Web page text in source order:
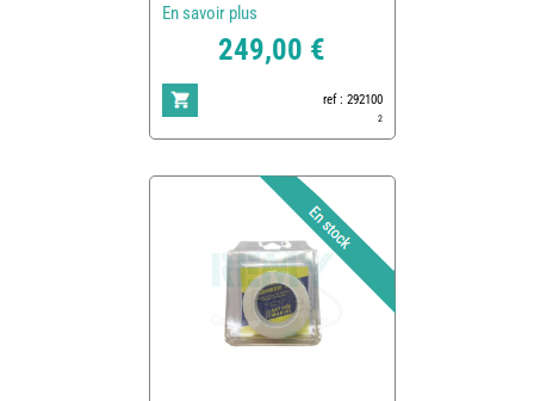
En savoir plus
249,00 €
ref : 292100
2